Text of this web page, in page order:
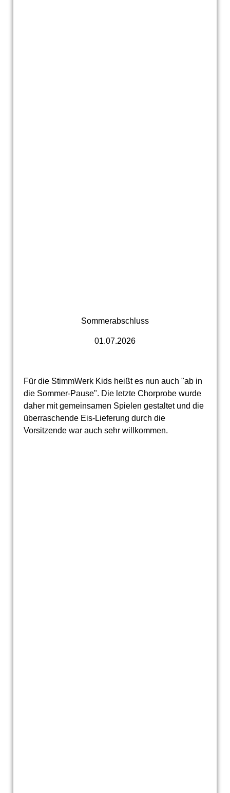
Sommerabschluss
01.07.2026
Für die StimmWerk Kids heißt es nun auch "ab in
die Sommer-Pause". Die letzte Chorprobe wurde
daher mit gemeinsamen Spielen gestaltet und die
überraschende Eis-Lieferung durch die
Vorsitzende war auch sehr willkommen.